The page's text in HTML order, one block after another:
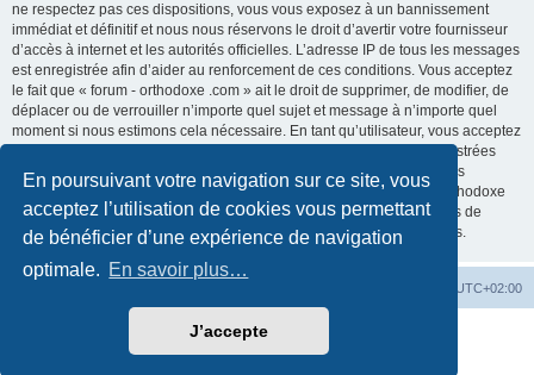
En poursuivant votre navigation sur ce site, vous
acceptez l’utilisation de cookies vous permettant
de bénéficier d’une expérience de navigation
optimale. En savoir plus…
J’accepte
ne respectez pas ces dispositions, vous vous exposez à un bannissement
immédiat et définitif et nous nous réservons le droit d’avertir votre fournisseur
d’accès à internet et les autorités officielles. L’adresse IP de tous les messages
est enregistrée afin d’aider au renforcement de ces conditions. Vous acceptez
le fait que « forum - orthodoxe .com » ait le droit de supprimer, de modifier, de
déplacer ou de verrouiller n’importe quel sujet et message à n’importe quel
moment si nous estimons cela nécessaire. En tant qu’utilisateur, vous acceptez
que toutes les informations que vous avez renseignées soient enregistrées
dans notre base de données. Bien que ces informations ne seront pas
diffusées à une tierce partie sans votre consentement, ni « forum - orthodoxe
.com », ni phpBB, ne pourront être tenus comme responsables en cas de
tentative de piratage informatique visant à compromettre vos données.
UTC+02:00
phpBB® Forum Software © phpBB Limited
©